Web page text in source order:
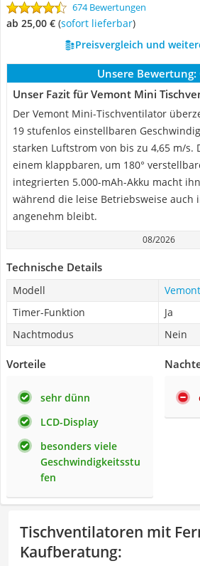
674 Bewertungen
ab 25,00 € ( Sofort lieferbar)
Preisvergleich und
Unsere Bewertung:
Unser Fazit für Vemont Mini
Der Vemont Mini-Tischventilator
19 stufenlos einstellbaren
starken Luftstrom von bis zu 4,65 m/s.
einem klappbaren, um 180°
integrierten 5.000-mAh-Akku macht
während die leise Betriebsweise auch
angenehm bleibt.
08/2026
Technische Details
Modell
Timer-Funktion
Ja
Nachtmodus
Nein
Vorteile
sehr dünn
LCD-Display
besonders viele
Geschwindigkeitsstu
fen
Tischventilatoren mit
Kaufberatung: